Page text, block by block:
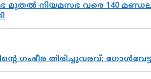
നിയമസഭ വരെ 140
ഗംഭീര തിരിച്ചുവരവ്;